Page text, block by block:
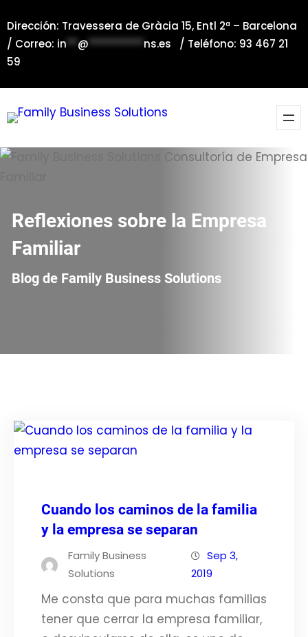
al
contenido
Dirección: Travessera de Gràcia 15, Entl 2ª – Barcelona
/ Correo: in**@**********ns.es / Teléfono: 93 467 21
59
Reflexiones sobre la Empresa
Familiar
Blog de Family Business Solutions
Cuando los caminos de la familia
y la empresa se separan
Family Business
Solutions
Sep 3,
2019
Me consta que para muchas familias
tener que cerrar la empresa familiar,